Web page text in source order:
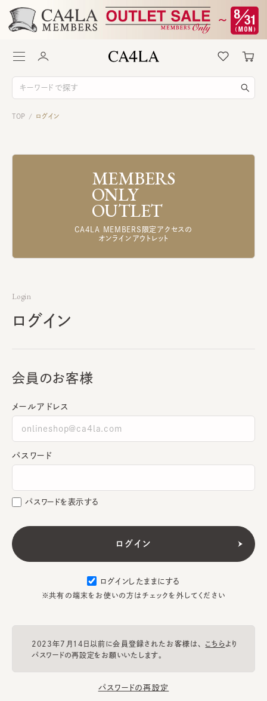
TOP / ログイン
MEMBERS
ONLY
OUTLET
CA4LA MEMBERS限定アクセスの
オンラインアウトレット
Login
ログイン
会員のお客様
メールアドレス
パスワード
パスワードを表示する
ログインしたままにする
※共有の端末をお使いの方はチェックを外してください
2023年7月14日以前に会員登録されたお客様は、 こちらより
パスワードの再設定をお願いいたします。
パスワードの再設定